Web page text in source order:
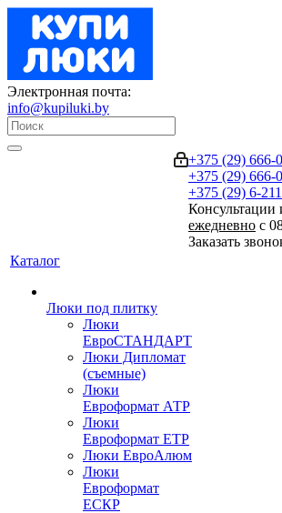
Электронная почта:
info@kupiluki.by
+375 (29) 666-
+375 (29) 666-
+375 (29) 6-
Консультации
ежедневно с
Заказать
Каталог
Люки под плитку
Люки
ЕвроСТАНДАРТ
Люки Дипломат
(съемные)
Люки
Евроформат АТР
Люки
Евроформат ЕТР
Люки ЕвроАлюм
Люки
Евроформат
ЕСКР